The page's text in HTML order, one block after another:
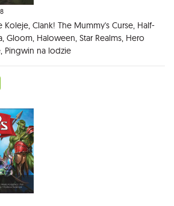
Koleje, Clank! The Mummy's Curse, Half-
Gloom, Haloween, Star Realms, Hero
Pingwin na lodzie